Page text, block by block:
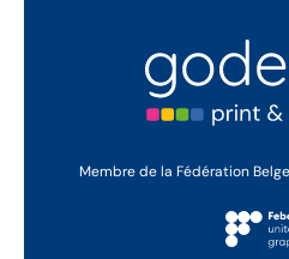
Membre de la Fédération